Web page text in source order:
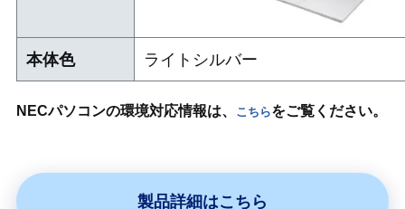
本体色 ライトシルバー
NECパソコンの環境対応情報は、 こちらをご覧ください。
製品詳細はこちら